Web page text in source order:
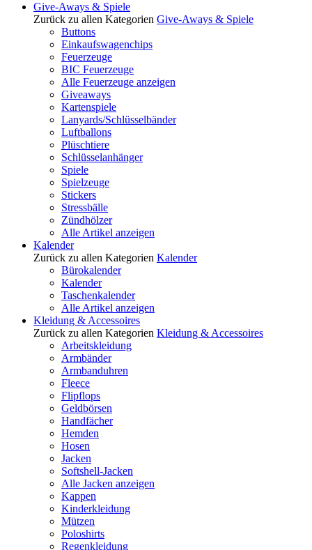
Give-Aways & Spiele
Zurück zu allen Kategorien Give-Aways & Spiele
Buttons
Einkaufswagenchips
Feuerzeuge
BIC Feuerzeuge
Alle Feuerzeuge anzeigen
Giveaways
Kartenspiele
Lanyards/Schlüsselbänder
Luftballons
Plüschtiere
Schlüsselanhänger
Spiele
Spielzeuge
Stickers
Stressbälle
Zündhölzer
Alle Artikel anzeigen
Kalender
Zurück zu allen Kategorien Kalender
Bürokalender
Kalender
Taschenkalender
Alle Artikel anzeigen
Kleidung & Accessoires
Zurück zu allen Kategorien Kleidung & Accessoires
Arbeitskleidung
Armbänder
Armbanduhren
Fleece
Flipflops
Geldbörsen
Handfächer
Hemden
Hosen
Jacken
Softshell-Jacken
Alle Jacken anzeigen
Kappen
Kinderkleidung
Mützen
Poloshirts
Regenkleidung